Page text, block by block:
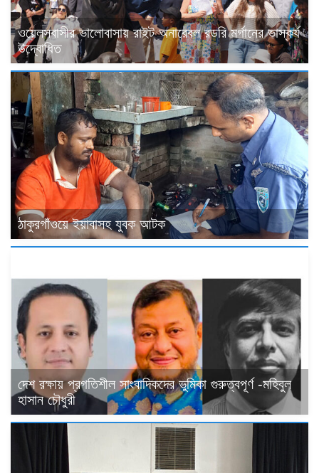
ওয়েলসবাসীর ভালোবাসায় রাইট অনারেবল রডরি মর্গানের ভাস্কর্য
উদ্বোধিত
ঠাকুরগাঁওয়ে ইয়াবাসহ যুবক আটক
দেশ রক্ষায় প্রগতিশীল সাংবাদিকদের ভুমিকা গুরুত্বপূর্ণ -মহিবুল
হাসান চৌধুরী